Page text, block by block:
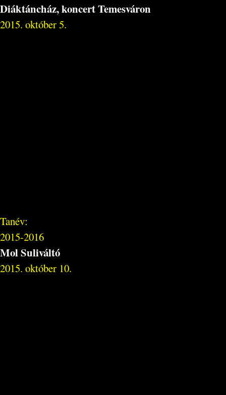
Diáktáncház, koncert Temesváron
2015. október 5.
Tanév:
2015-2016
Mol Suliváltó
2015. október 10.